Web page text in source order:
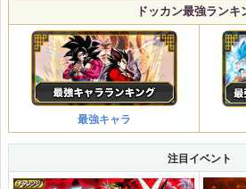
ドッカン最強ランキ
最強キャラ
注目イベント